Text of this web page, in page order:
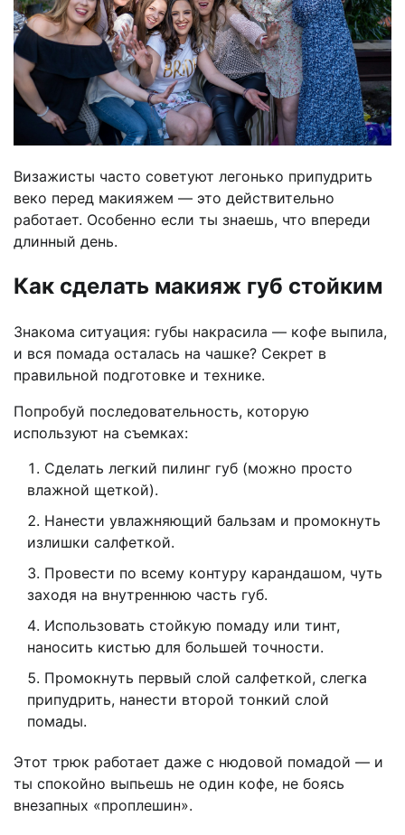
Визажисты часто советуют легонько припудрить
веко перед макияжем — это действительно
работает. Особенно если ты знаешь, что впереди
длинный день.
Как сделать макияж губ стойким
Знакома ситуация: губы накрасила — кофе выпила,
и вся помада осталась на чашке? Секрет в
правильной подготовке и технике.
Попробуй последовательность, которую
используют на съемках:
Сделать легкий пилинг губ (можно просто
влажной щеткой).
Нанести увлажняющий бальзам и промокнуть
излишки салфеткой.
Провести по всему контуру карандашом, чуть
заходя на внутреннюю часть губ.
Использовать стойкую помаду или тинт,
наносить кистью для большей точности.
Промокнуть первый слой салфеткой, слегка
припудрить, нанести второй тонкий слой
помады.
Этот трюк работает даже с нюдовой помадой — и
ты спокойно выпьешь не один кофе, не боясь
внезапных «проплешин».